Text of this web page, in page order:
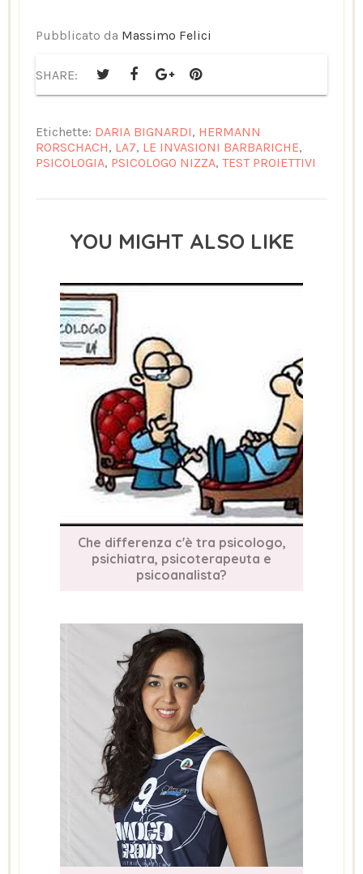
Pubblicato da Massimo Felici
SHARE:
Etichette: DARIA BIGNARDI, HERMANN
RORSCHACH, LA7, LE INVASIONI BARBARICHE,
PSICOLOGIA, PSICOLOGO NIZZA, TEST PROIETTIVI
YOU MIGHT ALSO LIKE
Che differenza c'è tra psicologo,
psichiatra, psicoterapeuta e
psicoanalista?